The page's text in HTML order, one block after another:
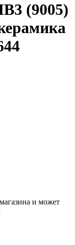
(9005)
и может